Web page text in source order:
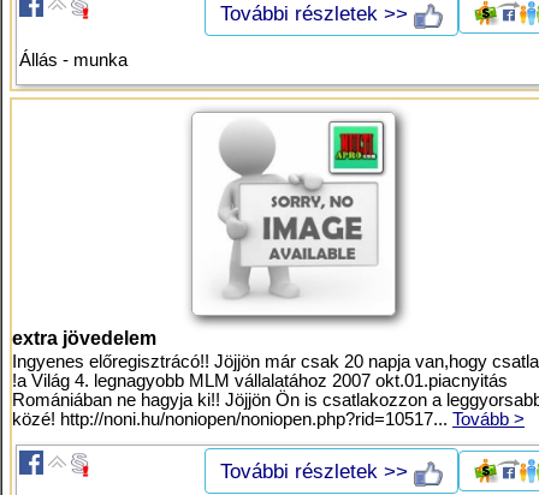
További részletek >>
Állás - munka
extra jövedelem
Ingyenes előregisztrácó!! Jöjjön már csak 20 napja van,hogy
!a Világ 4. legnagyobb MLM vállalatához 2007 okt.01.piacnyitás
Romániában ne hagyja ki!! Jöjjön Ön is csatlakozzon a
közé! http://noni.hu/noniopen/noniopen.php?rid=10517... Tovább >
További részletek >>